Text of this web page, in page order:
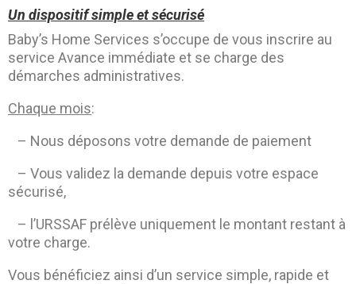
Un dispositif simple et sécurisé
Baby’s Home Services s’occupe de vous inscrire au
service Avance immédiate et se charge des
démarches administratives.
Chaque mois:
– Nous déposons votre demande de paiement
– Vous validez la demande depuis votre espace
sécurisé,
– l’URSSAF prélève uniquement le montant restant à
votre charge.
Vous bénéficiez ainsi d’un service simple, rapide et